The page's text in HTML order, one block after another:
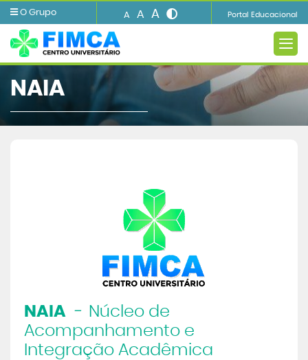
O Grupo A A A Portal Educacional
Informações e Serviços
Central de Atendimento
NAIA
NAIA - Núcleo de
Acompanhamento e
Integração Acadêmica